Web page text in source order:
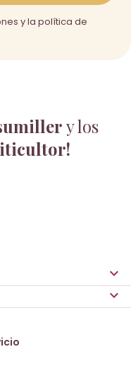
y los
y la política de

